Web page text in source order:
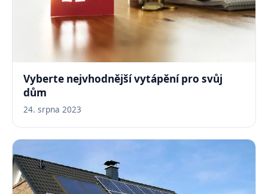
Vyberte nejvhodnější vytápění pro svůj
dům
24. srpna 2023